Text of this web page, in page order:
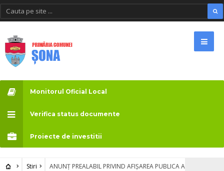
Monitorul Oficial Local
Verifica status documente
Proiecte de investitii
Stiri
ANUNȚ PREALABIL PRIVIND AFIȘAREA PUBLICA A